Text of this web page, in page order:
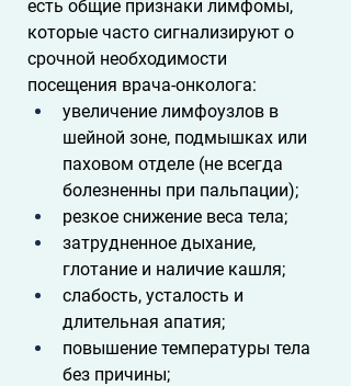
есть общие признаки лимфомы,
которые часто сигнализируют о
срочной необходимости
посещения врача-онколога:
увеличение лимфоузлов в
шейной зоне, подмышках или
паховом отделе (не всегда
болезненны при пальпации);
резкое снижение веса тела;
затрудненное дыхание,
глотание и наличие кашля;
слабость, усталость и
длительная апатия;
повышение температуры тела
без причины;